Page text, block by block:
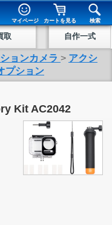
マイページ カートを見る 検索
取 自作一式
ョンカメラ > アクシ
プション
Kit AC2042